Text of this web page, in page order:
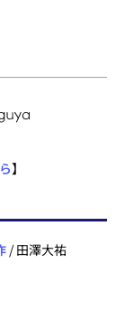
】
/ 田澤大祐